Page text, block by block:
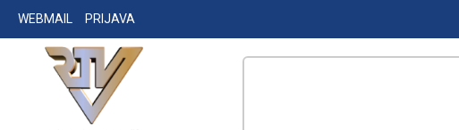
Skip
to
WEBMAIL PRIJAVA